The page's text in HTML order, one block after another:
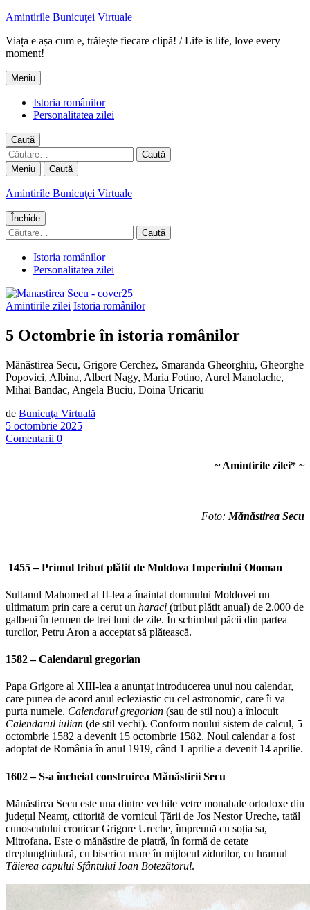
Amintirile Bunicuţei Virtuale
Viața e așa cum e, trăiește fiecare clipă! / Life is life, love every
moment!
Meniu
Istoria românilor
Personalitatea zilei
Caută
Caută
după:
Meniu Caută
Amintirile Bunicuţei Virtuale
Închide
Caută
după:
Istoria românilor
Personalitatea zilei
Amintirile zilei Istoria românilor
5 Octombrie în istoria românilor
Mănăstirea Secu, Grigore Cerchez, Smaranda Gheorghiu, Gheorghe
Popovici, Albina, Albert Nagy, Maria Fotino, Aurel Manolache,
Mihai Bandac, Angela Buciu, Doina Uricariu
de Bunicuţa Virtuală
5 octombrie 2025
Comentarii 0
~ Amintirile zilei* ~
Foto: Mănăstirea Secu
1455 – Primul tribut plătit de Moldova Imperiului Otoman
Sultanul Mahomed al II-lea a înaintat domnului Moldovei un
ultimatum prin care a cerut un haraci (tribut plătit anual) de 2.000 de
galbeni în termen de trei luni de zile. În schimbul păcii din partea
turcilor, Petru Aron a acceptat să plătească.
1582 – Calendarul gregorian
Papa Grigore al XIII-lea a anunţat introducerea unui nou calendar,
care punea de acord anul ecleziastic cu cel astronomic, care îi va
purta numele. Calendarul gregorian (sau de stil nou) a înlocuit
Calendarul iulian (de stil vechi). Conform noului sistem de calcul, 5
octombrie 1582 a devenit 15 octombrie 1582. Noul calendar a fost
adoptat de România în anul 1919, când 1 aprilie a devenit 14 aprilie.
1602 – S-a încheiat construirea Mănăstirii Secu
Mănăstirea Secu este una dintre vechile vetre monahale ortodoxe din
județul Neamț, ctitorită de vornicul Țării de Jos Nestor Ureche, tatăl
cunoscutului cronicar Grigore Ureche, împreună cu soția sa,
Mitrofana. Este o mănăstire de piatră, în formă de cetate
dreptunghiulară, cu biserica mare în mijlocul zidurilor, cu hramul
Tăierea capului Sfântului Ioan Botezătorul.